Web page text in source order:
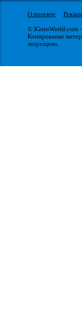
О проекте
© IGotoWorld.com
Копирование
запрещено.